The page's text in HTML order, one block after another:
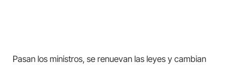
Pasan los ministros, se renuevan las leyes y cambian